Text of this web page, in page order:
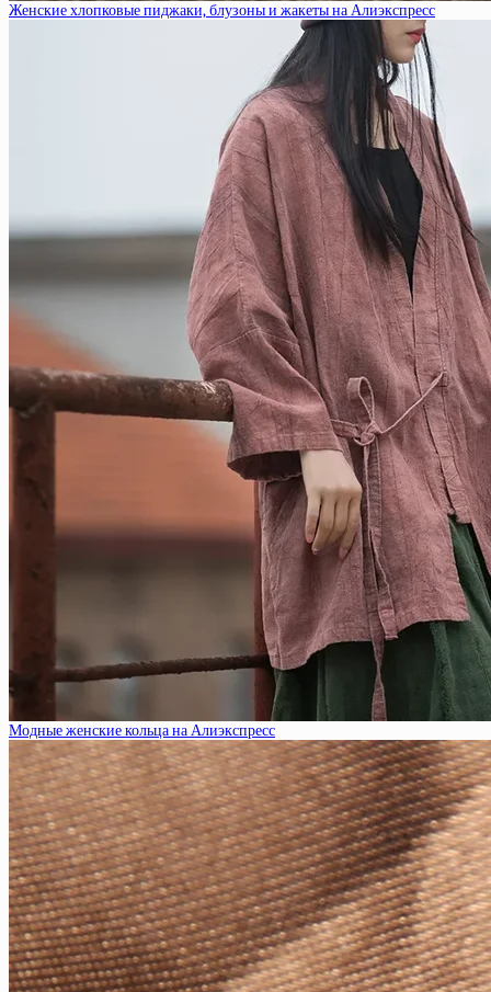
Женские хлопковые пиджаки, блузоны и жакеты на Алиэкспресс
Модные женские кольца на Алиэкспресс